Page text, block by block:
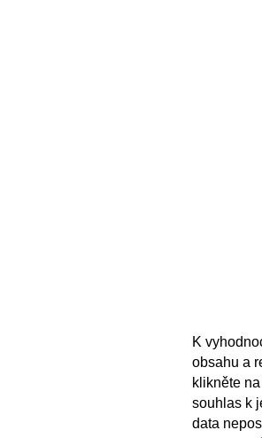
K
obsahu a
klikněte
souhlas k
data